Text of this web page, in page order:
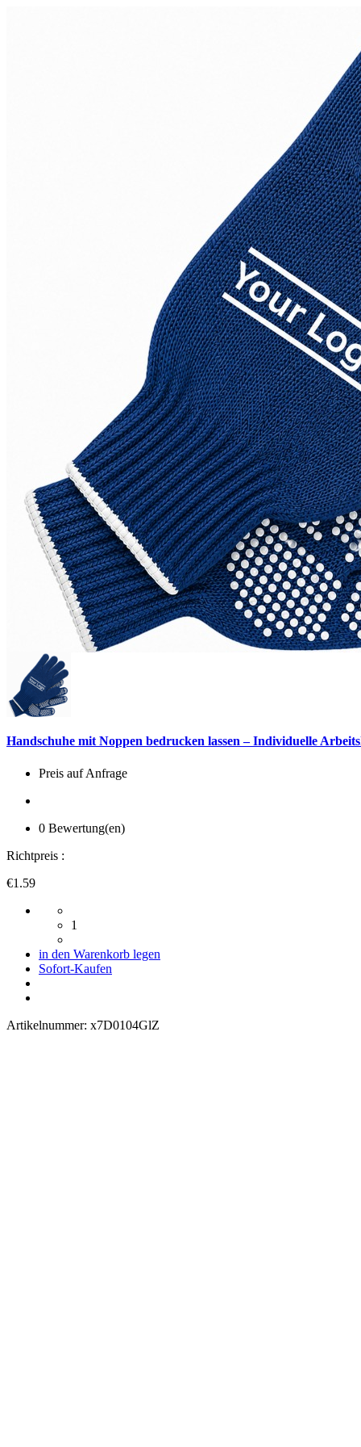
Handschuhe mit Noppen bedrucken lassen – Individuelle
Preis auf Anfrage
0 Bewertung(en)
Richtpreis :
€1.59
1
in den Warenkorb legen
Sofort-Kaufen
Artikelnummer: x7D0104GlZ